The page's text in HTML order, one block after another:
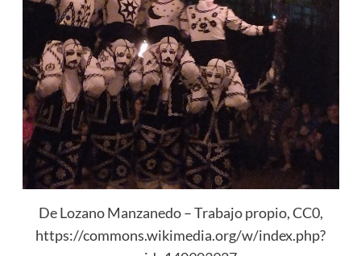
De Lozano Manzanedo – Trabajo propio, CC0,
https://commons.wikimedia.org/w/index.php?